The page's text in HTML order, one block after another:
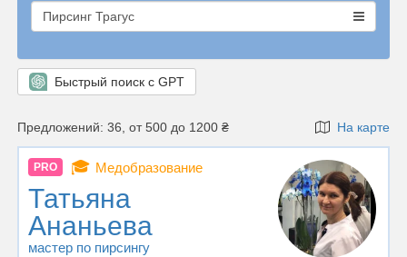
Пирсинг Трагус
Быстрый поиск с GPT
Предложений: 36, от 500 до 1200 ₴ На карте
PRO 🎓 Медобразование
Татьяна
Ананьева
мастер по пирсингу